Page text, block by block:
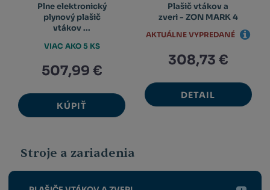
Plne elektronický
plynový plašič
vtákov ...
507,99 €
KÚPIŤ
VIAC AKO 5 KS
Plašič vtákov a
zveri - ZON MARK 4
308,73 €
DETAIL
AKTUÁLNE VYPREDANÉ
Stroje a zariadenia